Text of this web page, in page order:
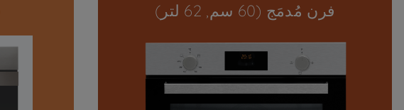
فرن مُدمَج (60 سم, 62 لتر)